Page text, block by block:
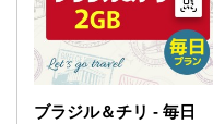
ブラジル＆チリ - 毎日